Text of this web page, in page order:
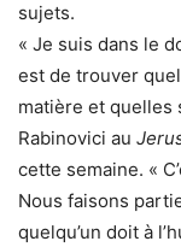
sujets.
« Je suis dans le
est de trouver
matière et quelles
Rabinovici au
cette semaine. «
Nous faisons
quelqu’un doit à